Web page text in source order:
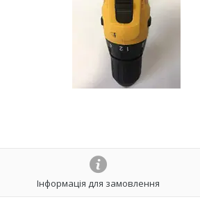
Інформація для замовлення